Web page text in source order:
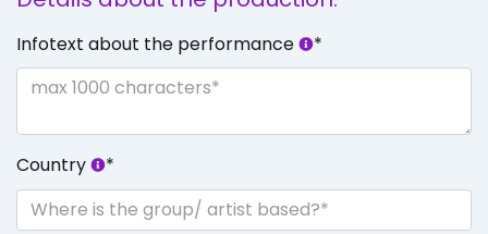
Infotext about the performance *
Country *